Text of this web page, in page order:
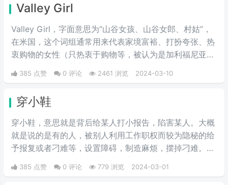
Valley Girl
Valley Girl，字面意思为“山谷女孩、山谷女郎、村姑”，
在米国，这个词组通常用来代表家境富裕、打扮夸张、热
衷购物的女性（只热衷于购物等，被认为是加利福尼亚州
圣费尔南多谷地富家女的典型）。或者说得难听点，就是
形容波大无脑又拜金虚荣的金发妹，一般被如此称呼的女
娘。
385 点赞 0 评论 2461 浏览 2024-03-10
穿小鞋
穿小鞋，意思就是背后给某人打小报告，陷害某人。大概
就是说的是有的人，被别人利用工作职权而较为隐秘的给
予报复或者刁难等，设置障碍，制造麻烦，摆掉刁难。一
般最常见的比如工作中被打小报告等。
385 点赞 0 评论 779 浏览 2024-03-01